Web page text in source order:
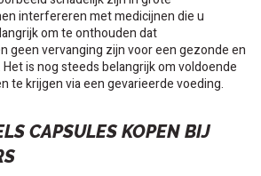
interfereren met medicijnen die u
om te onthouden dat
geen vervanging zijn voor een gezonde en
is nog steeds belangrijk om voldoende
te krijgen via een gevarieerde voeding.
CAPSULES KOPEN BIJ